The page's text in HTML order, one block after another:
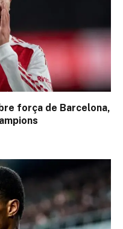
força de Barcelona,